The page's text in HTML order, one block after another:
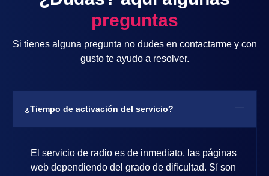
preguntas
Si tienes alguna pregunta no dudes en contactarme y con
gusto te ayudo a resolver.
¿Tiempo de activación del servicio?
El servicio de radio es de inmediato, las páginas
web dependiendo del grado de dificultad. Sí son